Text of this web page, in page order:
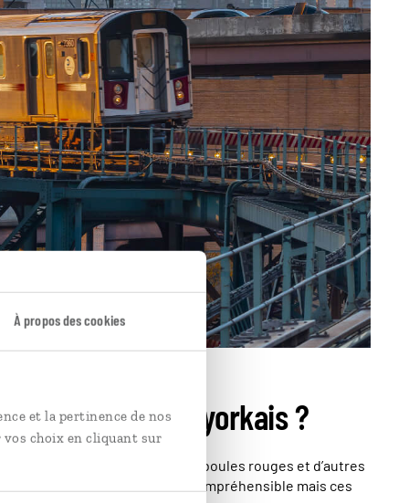
À propos des cookies
et la pertinence de nos
vos choix en cliquant sur
le métro new-yorkais ?
rames locale et express, des boules rouges et d’autres
York n’est pas toujours compréhensible mais ces